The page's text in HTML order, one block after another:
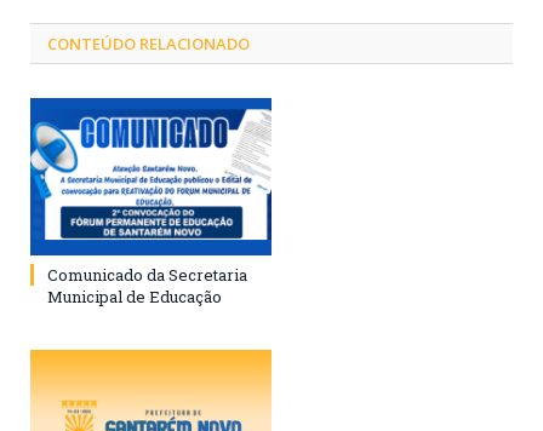
CONTEÚDO RELACIONADO
Comunicado da Secretaria
Municipal de Educação